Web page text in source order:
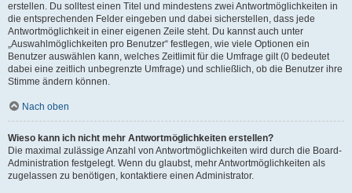
erstellen. Du solltest einen Titel und mindestens zwei Antwortmöglichkeiten in
die entsprechenden Felder eingeben und dabei sicherstellen, dass jede
Antwortmöglichkeit in einer eigenen Zeile steht. Du kannst auch unter
„Auswahlmöglichkeiten pro Benutzer“ festlegen, wie viele Optionen ein
Benutzer auswählen kann, welches Zeitlimit für die Umfrage gilt (0 bedeutet
dabei eine zeitlich unbegrenzte Umfrage) und schließlich, ob die Benutzer ihre
Stimme ändern können.
Nach oben
Wieso kann ich nicht mehr Antwortmöglichkeiten erstellen?
Die maximal zulässige Anzahl von Antwortmöglichkeiten wird durch die Board-
Administration festgelegt. Wenn du glaubst, mehr Antwortmöglichkeiten als
zugelassen zu benötigen, kontaktiere einen Administrator.